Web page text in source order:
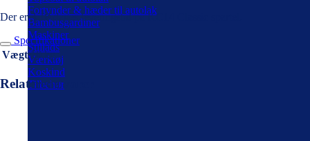
Fortynder & hæder til autolak
Bambusgardiner
Maskiner
Stillads
Værktøj
Koskind
Tilbehør
Der er 3-10 dages leveringstid på KC14 Classic spartel.
Specifikationer
Vægt 10 kg
Relaterede varer